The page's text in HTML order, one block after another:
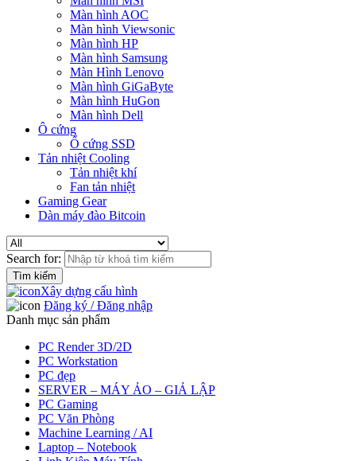
Màn hình AOC
Màn hình Viewsonic
Màn hình HP
Màn hình Samsung
Màn Hình Lenovo
Màn hình GiGaByte
Màn hình HuGon
Màn hình Dell
Ô cứng
Ổ cứng SSD
Tản nhiệt Cooling
Tản nhiệt khí
Fan tản nhiệt
Gaming Gear
Dàn máy đào Bitcoin
Search for:
Xây dựng cấu hình
Đăng ký / Đăng nhập
Danh mục sản phẩm
PC Render 3D/2D
PC Workstation
PC đẹp
SERVER – MÁY ẢO – GIẢ LẬP
PC Gaming
PC Văn Phòng
Machine Learning / AI
Laptop – Notebook